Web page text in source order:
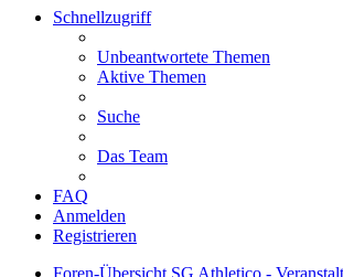
Schnellzugriff
Unbeantwortete Themen
Aktive Themen
Suche
Das Team
FAQ
Anmelden
Registrieren